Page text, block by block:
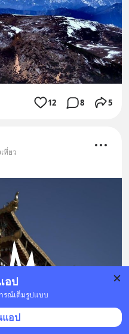
อป
รณ์เต็มรูปแบบ
แอป
12 8 5
ที่ยว